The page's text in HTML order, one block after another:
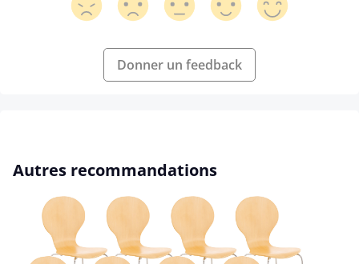
Donner un feedback
Ignorer la galerie de produits
Autres recommandations